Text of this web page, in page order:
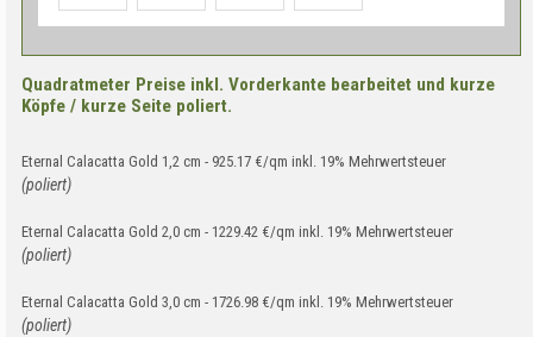
Quadratmeter Preise inkl. Vorderkante bearbeitet und kurze
Köpfe / kurze Seite poliert.
Eternal Calacatta Gold 1,2 cm - 925.17 €/qm inkl. 19% Mehrwertsteuer
(poliert)
Eternal Calacatta Gold 2,0 cm - 1229.42 €/qm inkl. 19% Mehrwertsteuer
(poliert)
Eternal Calacatta Gold 3,0 cm - 1726.98 €/qm inkl. 19% Mehrwertsteuer
(poliert)